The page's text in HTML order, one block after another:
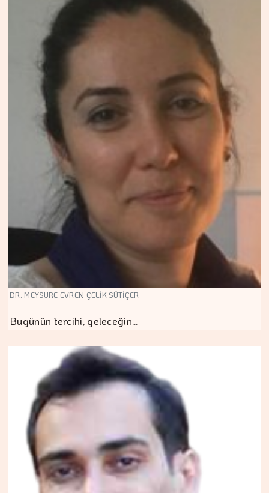
DR. MEYSURE EVREN ÇELİK SÜTİÇER
Bugünün tercihi, geleceğin…